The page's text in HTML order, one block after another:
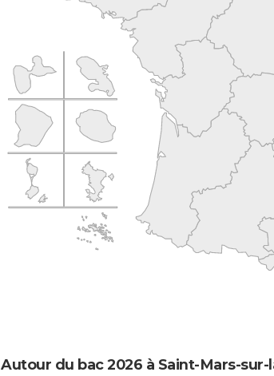
Autour du bac 2026 à Saint-Mars-sur-